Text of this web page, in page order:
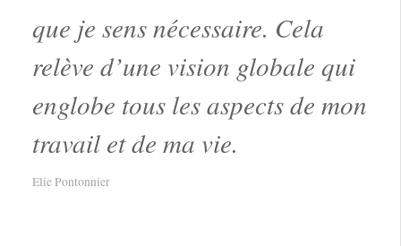
que je sens nécessaire. Cela
relève d’une vision globale qui
englobe tous les aspects de mon
travail et de ma vie.
Elie Pontonnier